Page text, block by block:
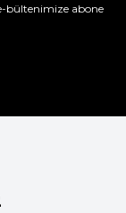
bültenimize abone